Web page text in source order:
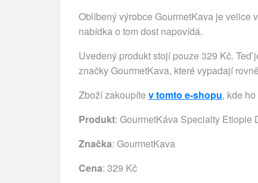
Oblíbený výrobce GourmetKava je velice
nabídka o tom dost napovídá.
Uvedený produkt stojí pouze 329 Kč.
značky GourmetKava, které vypadají
Zboží zakoupíte v tomto e-shopu, kde
Produkt: GourmetKáva Specialty Etiopie
Značka: GourmetKava
Cena: 329 Kč